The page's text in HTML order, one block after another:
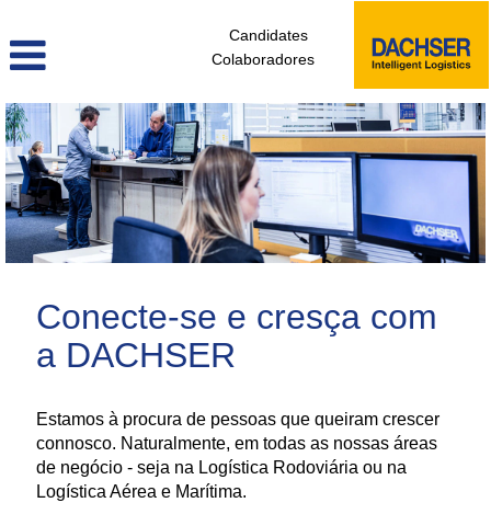
Candidates
Colaboradores
administrativos_e_tecnicos_de_logistica_pt
Conecte-se e cresça com
a DACHSER
Estamos à procura de pessoas que queiram crescer
connosco. Naturalmente, em todas as nossas áreas
de negócio - seja na Logística Rodoviária ou na
Logística Aérea e Marítima.